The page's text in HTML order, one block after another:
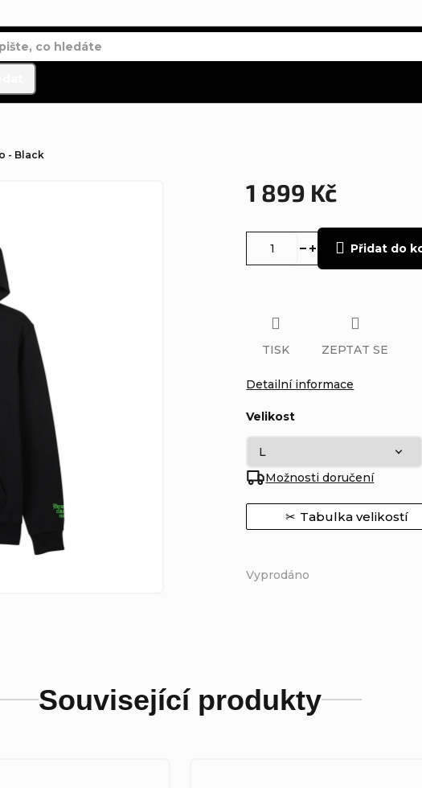
- Black
1 899 Kč
Vyprodáno
Velikost
Možnosti doručení
Tabulka velikostí
Přidat do
Detailní informace
TISK ZEPTAT SE
Související produkty